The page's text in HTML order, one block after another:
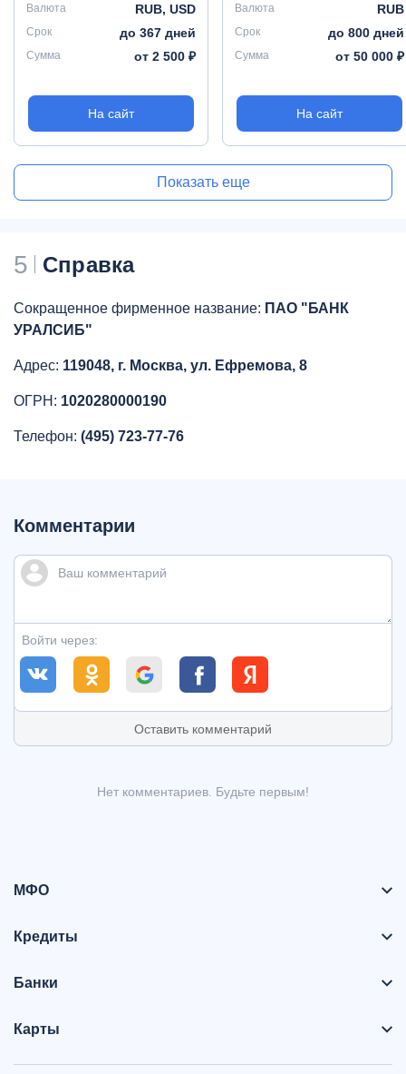
Валюта RUB, USD
Срок до 367 дней
Сумма от 2 500 ₽
На сайт
Валюта RUB
Срок до 800 дней
Сумма от 50 000 ₽
На сайт
Показать еще
5 Справка
Сокращенное фирменное название: ПАО "БАНК
УРАЛСИБ"
Адрес: 119048, г. Москва, ул. Ефремова, 8
ОГРН: 1020280000190
Телефон: (495) 723-77-76
Комментарии
Войти через:
Оставить комментарий
Нет комментариев. Будьте первым!
МФО
Кредиты
Банки
Карты